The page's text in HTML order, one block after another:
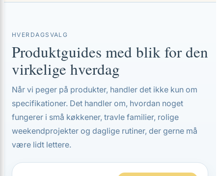
HVERDAGSVALG
Produktguides med blik for den
virkelige hverdag
Når vi peger på produkter, handler det ikke kun om
specifikationer. Det handler om, hvordan noget
fungerer i små køkkener, travle familier, rolige
weekendprojekter og daglige rutiner, der gerne må
være lidt lettere.